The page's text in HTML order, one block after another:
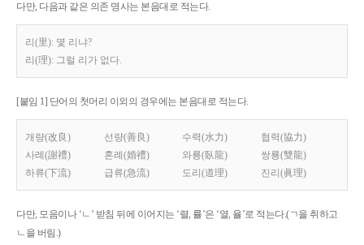
다만, 다음과 같은 의존 명사는 본음대로 적는다.
리(里): 몇 리냐?
리(理): 그럴 리가 없다.
[붙임 1] 단어의 첫머리 이외의 경우에는 본음대로 적는다.
개량(改良) 선량(善良) 수력(水力)
협력(協力)
사례(謝禮)
혼례(婚禮) 와룡(臥龍)
쌍룡(雙龍)
하류(下流)
급류(急流) 도리(道理) 진리(眞理)
다만, 모음이나 ‘ㄴ’ 받침 뒤에 이어지는 ‘렬, 률’은 ‘열, 율’로 적는다.(ㄱ을 취하고
ㄴ을 버림.)